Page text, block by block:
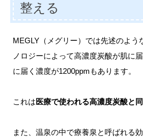
整える
MEGLY（メグリー）では先述のよう
ノロジーによって高濃度炭酸が肌に
に届く濃度が1200ppmもあります。
これは医療で使われる高濃度炭酸と
また、温泉の中で療養泉と呼ばれる